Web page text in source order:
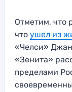
Отметим, что
что ушел из
«Челси»
«Зенита»
пределами